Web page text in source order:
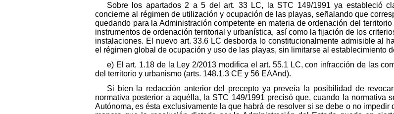
Sobre los apartados 2 a 5 del art. 33 LC, la STC 149/1991 ya estableció
concierne al régimen de utilización y ocupación de las playas, señalando que
quedando para la Administración competente en materia de ordenación del
instrumentos de ordenación territorial y urbanística, así como la fijación de los
instalaciones. El nuevo art. 33.6 LC desborda lo constitucionalmente admisible al
el régimen global de ocupación y uso de las playas, sin limitarse al establecimiento
e) El art. 1.18 de la Ley 2/2013 modifica el art. 55.1 LC, con infracción de las
del territorio y urbanismo (arts. 148.1.3 CE y 56 EAAnd).
Si bien la redacción anterior del precepto ya preveía la posibilidad de
normativa posterior a aquélla, la STC 149/1991 precisó que, cuando la normativa
Autónoma, es ésta exclusivamente la que habrá de resolver si se debe o no